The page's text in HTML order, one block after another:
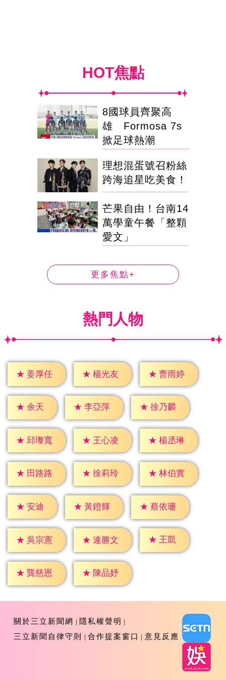
HOT焦點
8國球員齊聚高
雄 Formosa 7s
掀足球熱潮
理想混蛋號召粉絲
跨海追星吃美食！
芒果自由！台南14
萬學童午餐「整顆
愛文」
更多焦點+
熱門人物
★ 姜厚任 ★ 楊光友 ★ 曹雨婷
★ 余天 ★ 李亞萍 ★ 徐乃麟
★ 邱瓈寬 ★ 王心凌 ★ 楊丞琳
★ 田路路 ★ 徐莉玲 ★ 林伯實
★ 安迪 ★ 黃鐙輝 ★ 蔡依珊
★ 吳宗憲 ★ 連勝文 ★ 王凱
★ 龔慈恩 ★ 陳品妤
關於三立新聞網
隱私權聲明
三立新聞自律守則
合作提案窗口 意見反應